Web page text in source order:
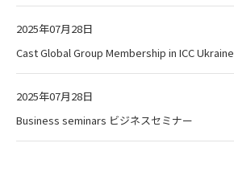
2025年07月28日
Cast Global Group Membership in ICC Ukraine
2025年07月28日
Business seminars ビジネスセミナー